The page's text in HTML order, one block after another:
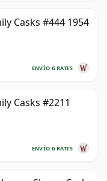
Casks #444 1954
ENVÍO GRATIS
Casks #2211
ENVÍO GRATIS